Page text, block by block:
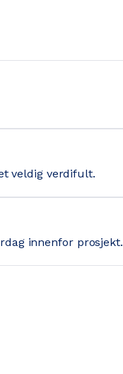
veldig verdifult.
innenfor prosjekt.